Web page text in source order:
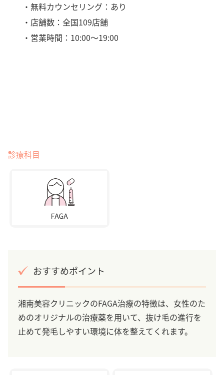
・無料カウンセリング：あり
・店舗数：全国109店舗
・営業時間：10:00〜19:00
診療科目
おすすめポイント
湘南美容クリニックのFAGA治療の特徴は、女性のた
めのオリジナルの治療薬を用いて、抜け毛の進行を
止めて発毛しやすい環境に体を整えてくれます。